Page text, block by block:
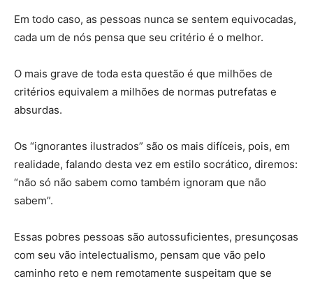
Em todo caso, as pessoas nunca se sentem equivocadas,
cada um de nós pensa que seu critério é o melhor.
O mais grave de toda esta questão é que milhões de
critérios equivalem a milhões de normas putrefatas e
absurdas.
Os “ignorantes ilustrados” são os mais difíceis, pois, em
realidade, falando desta vez em estilo socrático, diremos:
“não só não sabem como também ignoram que não
sabem”.
Essas pobres pessoas são autossuficientes, presunçosas
com seu vão intelectualismo, pensam que vão pelo
caminho reto e nem remotamente suspeitam que se